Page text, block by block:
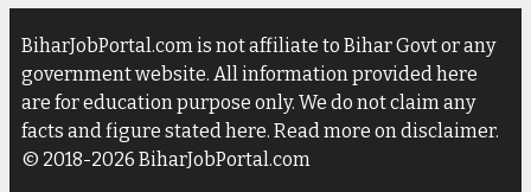
BiharJobPortal.com is not affiliate to Bihar Govt or any
government website. All information provided here
are for education purpose only. We do not claim any
facts and figure stated here. Read more on disclaimer.
© 2018-2026 BiharJobPortal.com